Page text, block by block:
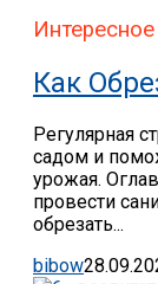
Как
Регулярная
садом и
урожая.
провести
обрезать...
bibow